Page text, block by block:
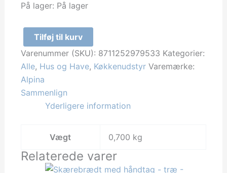
På lager: På lager
Alpina
-
Stempel
kande
1000ml
Tilføj til kurv
Varenummer (SKU): 8711252979533 Kategorier:
Alle, Hus og Have, Køkkenudstyr Varemærke:
Alpina
Sammenlign
Yderligere information
Vægt 0,700 kg
Relaterede varer